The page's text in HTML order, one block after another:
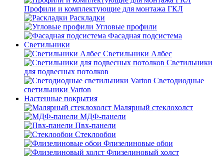
Профили и комплектующие для монтажа ГКЛ
Раскладки
Угловые профили
Фасадная подсистема
Светильники
Светильники Албес
Светильники
для подвесных потолков
Светодиодные
светильники Varton
Настенные покрытия
Малярный стеклохолст
МДФ-панели
Пвх-панели
Стеклообои
Флизелиновые обои
Флизелиновый холст